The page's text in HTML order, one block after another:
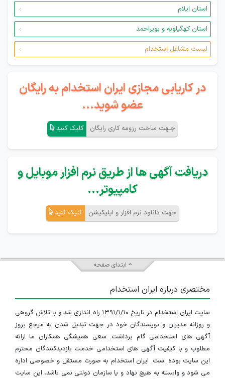
استان ایلام
استان کهگیلویه و بویراحمد
لیست مشاغل استخدام
در کاریابی مجازی ایران استخدام به رایگان
عضو شوید...
جـهت ساخت رزومه کاری رایگان کلیک کنید
دریافت آگهی ها از طریق نرم افزار موبایل و
کامپیوتر...
جهت دانلود نرم افزار و اپلیکیشن کلیک کنید
ابتدای صفحه
مختصری درباره ایران استخدام
سایت ایران استخدام در تاریخ ۱۳۹۱/۱/۱۰ راه اندازی شد و با تلاش گروهی
و روزانه مدیران و نویسندگان خود در جهت تبدیل شدن به مرجع بروز
آگهی های استخدامی گام برداشت. سعی همیشگی همکاران ما ارائه
مطلوب و با کیفیت آگهی های استخدامی خدمت بازدیدکنندگان محترم
این سایت بوده است. ایران استخدام به صورت مستقل و خصوصی اداره
می شود و وابسته به هیچ نهاد و یا سازمان دولتی نمی باشد، این سایت